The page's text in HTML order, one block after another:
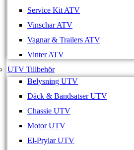
Service Kit ATV
Vinschar ATV
Vagnar & Trailers ATV
Vinter ATV
UTV Tillbehör
Belysning UTV
Däck & Bandsatser UTV
Chassie UTV
Motor UTV
El-Prylar UTV